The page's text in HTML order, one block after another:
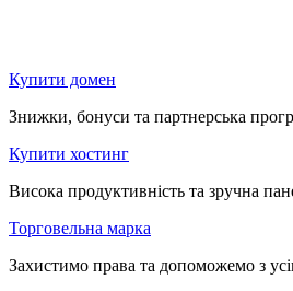
Купити домен
Знижки, бонуси та партнерська
Купити хостинг
Висока продуктивність та зручна
Торговельна марка
Захистимо права та допоможемо з